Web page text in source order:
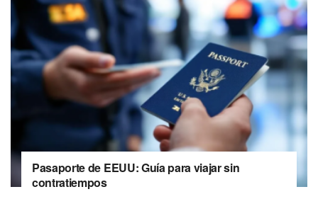
Pasaporte de EEUU: Guía para viajar sin
contratiempos